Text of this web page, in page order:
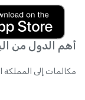
أهم الدول من
مكالمات إلى المملكة